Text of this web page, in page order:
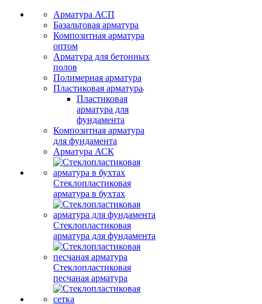
Арматура АСП
Базальтовая арматура
Композитная арматура
оптом
Арматура для бетонных
полов
Полимерная арматура
Пластиковая арматура
Пластиковая
арматура для
фундамента
Композитная арматура
для фундамента
Арматура АСК
Стеклопластиковая
арматура в бухтах
Стеклопластиковая
арматура для фундамента
Стеклопластиковая
песчаная арматура